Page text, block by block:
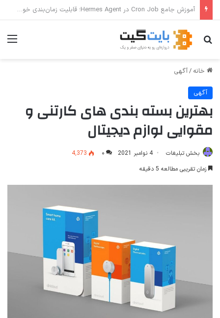
ترفندهای Copilot برای کار و افزایش بهره‌وری
جستجو برای
خانه /آگهی
آگهی
بهترین بسته بندی های کارتنی و
مقوایی لوازم دیجیتال
بخش تبلیغات 4 نوامبر 2021 ۰
4,373
زمان تقریبی مطالعه 5 دقیقه